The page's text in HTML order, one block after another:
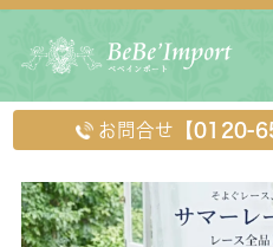
お問合せ 【0120-